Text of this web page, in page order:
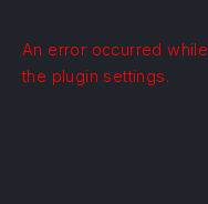
An error occurred
the plugin settings.